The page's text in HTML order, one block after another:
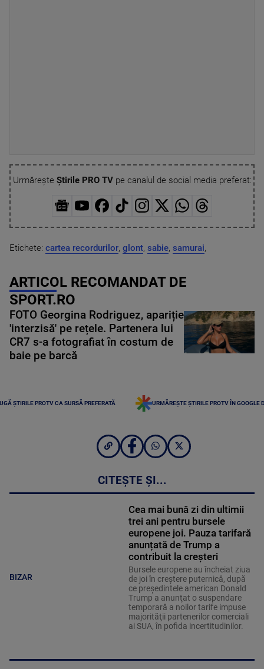
Urmărește Știrile PRO TVpe canalul de social media preferat:
Etichete: cartea recordurilor, glont, sabie, samurai,
ARTICOL RECOMANDAT DE
SPORT.RO
FOTO Georgina Rodriguez, apariție
'interzisă' pe rețele. Partenera lui
CR7 s-a fotografiat în costum de
baie pe barcă
ȘTIRILE PROTV CA SURSĂ PREFERATĂ URMĂREȘTE ȘTIRILE PROTV ÎN GOOGLE
CITEȘTE ȘI...
BIZAR
Cea mai bună zi din ultimii
trei ani pentru bursele
europene joi. Pauza tarifară
anunțată de Trump a
contribuit la creșteri
Bursele europene au încheiat ziua
de joi în creştere puternică, după
ce preşedintele american Donald
Trump a anunţat o suspendare
temporară a noilor tarife impuse
majorităţii partenerilor comerciali
ai SUA, în pofida incertitudinilor.